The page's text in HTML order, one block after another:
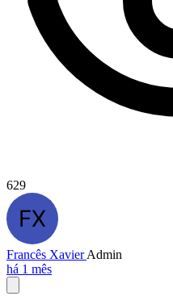
629
Francês XavierAdmin
há 1 mês